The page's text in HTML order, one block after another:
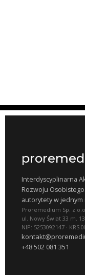
Interdyscyplinarna
Rozwoju
autorytety w jednym
Proremedium Sp. z
ul. Nowy Świat 33 m.
NIP: 5253092147 · KRS
+48 502 081 351